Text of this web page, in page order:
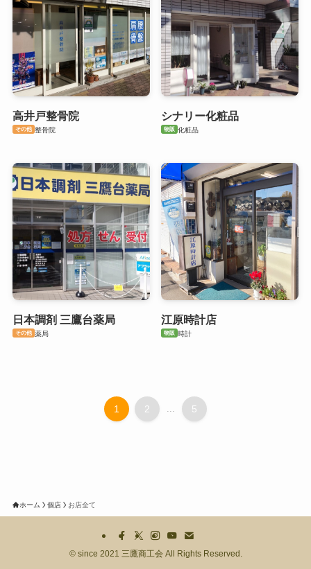
高井戸整骨院
その他 整骨院
シナリー化粧品
物販 化粧品
日本調剤 三鷹台薬局
その他 薬局
江原時計店
物販 時計
1 2 5
ホーム 個店 お店全て
©since 2021 三鷹商工会 All Rights Reserved.